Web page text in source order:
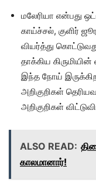
மலேரியா என்பது
காய்ச்சல், குளிர்
வியர்த்து
தாக்கிய
இந்த நோய்
அறிகுறிகள்
அறிகுறிகள்
ALSO READ:
காலமானார்!